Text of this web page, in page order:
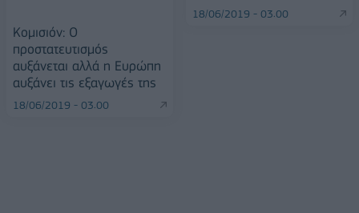
Κομισιόν: Ο
προστατευτισμός
αυξάνεται αλλά η Ευρώπη
αυξάνει τις εξαγωγές της
18/06/2019 - 03:00
18/06/2019 - 03:00